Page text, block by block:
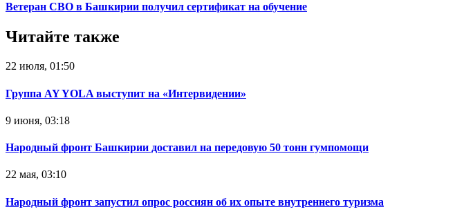
Ветеран СВО в Башкирии получил сертификат на обучение
Читайте также
22 июля, 01:50
Группа AY YOLA выступит на «Интервидении»
9 июня, 03:18
Народный фронт Башкирии доставил на передовую 50 тонн гумпомощи
22 мая, 03:10
Народный фронт запустил опрос россиян об их опыте внутреннего туризма